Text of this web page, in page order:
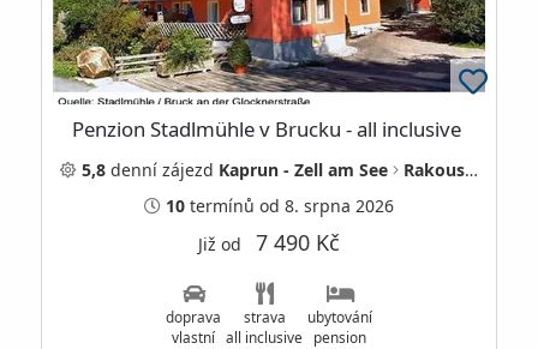
Penzion Stadlmühle v Brucku - all inclusive
5,8 denní zájezd Kaprun - Zell am See
Rakousko
10 termínů od 8. srpna 2026
Již od 7 490 Kč
doprava
vlastní
strava
all inclusive
ubytování
pension